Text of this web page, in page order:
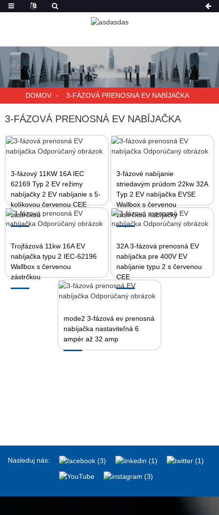
DOMOV 3-FÁZOVÁ PRENOSNÁ EV NABÍJAČKA
3-FÁZOVÁ PRENOSNÁ EV NABÍJAČKA
3-fázový 11KW 16A IEC
62169 Typ 2 EV režimy
nabíjačky 2 EV nabíjanie s 5-
kolíkovou červenou CEE
zástrčkou
3-fázové nabíjanie
striedavým prúdom 22kw 32A
Typ 2 EV nabíjačka EVSE
Wallbox s červenou
zástrčkou nabíjačky
Trojfázová 11kw 16A EV
nabíjačka typu 2 IEC-62196
Wallbox s červenou
zástrčkou
32A 3-fázová prenosná EV
nabíjačka pre 400V EV
nabíjanie typu 2 s červenou
CEE
mode2 3-fázová ev prenosná
nabíjačka nastaviteľná 6
ampér až 32 amp
Nasleduj nás: